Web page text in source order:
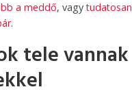
a meddő, vagytudatosan
.
tele vannak